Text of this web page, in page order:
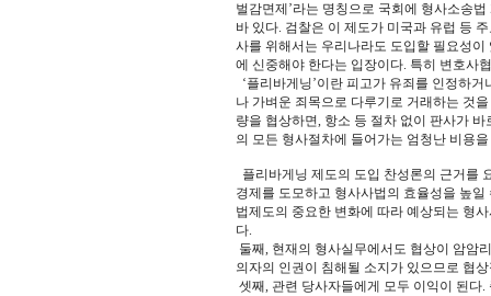
벌감면제’라는 명칭으로 국회에 형사소송
바 있다. 검찰은 이 제도가 미국과 유럽 등
사를 위해서는 우리나라도 도입할 필요성
에 신중해야 한다는 입장이다. 특히 변호사
‘플리바게닝’이란 피고가 유죄를 인정하
나 가벼운 죄목으로 다루기로 거래하는 것
량을 협상하면, 항소 등 절차 없이 판사가
의 모든 형사절차에 들어가는 엄청난 비용
플리바게닝 제도의 도입 찬성론의 근거를
경제를 도모하고 형사사법의 효율성을 높
법제도의 중요한 변화에 따라 예상되는 형
다.
둘째, 현재의 형사실무에서도 협상이 암암
의자의 인권이 침해될 소지가 있으므로 협
셋째, 관련 당사자들에게 모두 이익이 된다